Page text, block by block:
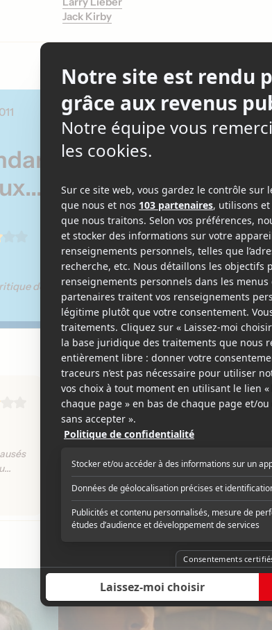
Jack Kirby
ce temps chez les
de Karl Filion
Lecinema.ca
« Comme Christopher Nolan, Bryan Singer et
Ang Lee avant lui, Kenneth Branagh insuffle sa
propre, autant au niveau des thèmes que de la
réalisation presque décalée et hors cadre qui
paye un hommage sincère à Brian de Palma. »
Lire la critique complète